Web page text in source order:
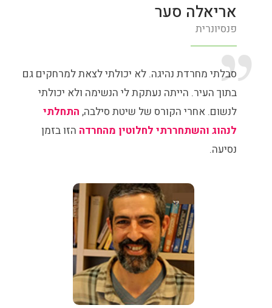
אריאלה סער
פנסיונרית
סבלתי מחרדת נהיגה. לא יכולתי לצאת למרחקים גם
בתוך העיר. הייתה נעתקת לי הנשימה ולא יכולתי
לנשום. אחרי הקורס של שיטת סילבה, התחלתי
לנהוג והשתחררתי לחלוטין מהחרדה הזו בזמן
נסיעה.